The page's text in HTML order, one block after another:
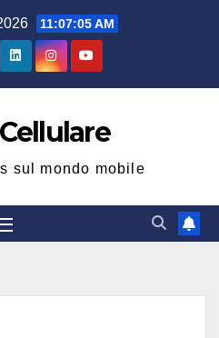
11:07:06 AM
sul mondo mobile